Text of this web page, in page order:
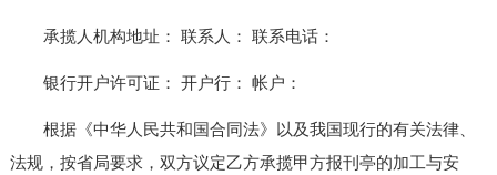
承揽人机构地址： 联系人： 联系电话：
银行开户许可证： 开户行： 帐户：
根据《中华人民共和国合同法》以及我国现行的有关法律、
法规，按省局要求，双方议定乙方承揽甲方报刊亭的加工与安